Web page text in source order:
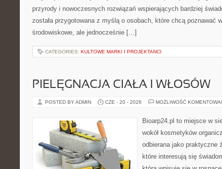
przyrody i nowoczesnych rozwiązań wspierających bardziej
została przygotowana z myślą o osobach, które chcą poznawać
środowiskowe, ale jednocześnie […]
CATEGORIES: KULTOWE MARKI I PROJEKTANCI
PIELĘGNACJA CIAŁA I WŁOSÓW
POSTED BY ADMIN CZE - 20 - 2026 MOŻLIWOŚĆ
Bioarp24.pl to miejsce w
wokół kosmetyków
odbierana jako praktyczne
które interesują się